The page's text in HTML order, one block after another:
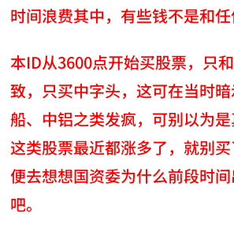
时间浪费其中，有些钱不是和任
本ID从3600点开始买股票，只
致，只买中字头，这可在当时
船、中铝之类发疯，可别以为是
这类股票最近都涨多了，就别
便去想想国资委为什么前段时
吧。